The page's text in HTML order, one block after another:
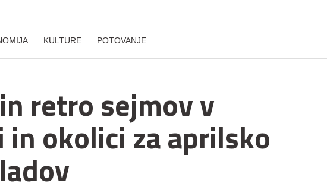
KULTURE POTOVANJE
retro sejmov v
okolici za aprilsko